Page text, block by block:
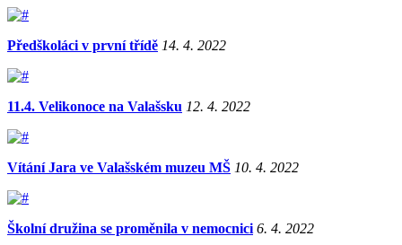
Předškoláci v první třídě 14. 4. 2022
11.4. Velikonoce na Valašsku 12. 4. 2022
Vítání Jara ve Valašském muzeu MŠ 10. 4. 2022
Školní družina se proměnila v nemocnici 6. 4. 2022